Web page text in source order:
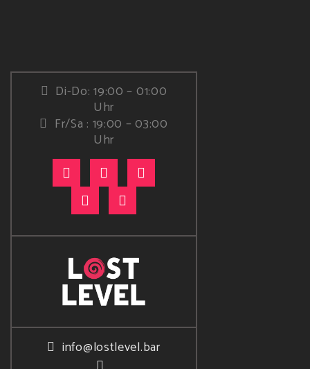
Di-Do: 19:00 – 01:00
Uhr
Fr/Sa : 19:00 – 03:00
Uhr
info@lostlevel.bar